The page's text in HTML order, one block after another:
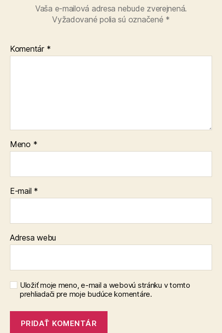
Vaša e-mailová adresa nebude zverejnená.
Vyžadované polia sú označené *
Komentár *
Meno *
E-mail *
Adresa webu
Uložiť moje meno, e-mail a webovú stránku v tomto
prehliadači pre moje budúce komentáre.